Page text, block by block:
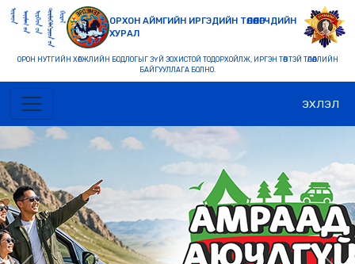
ОРХОН АЙМГИЙН ИРГЭДИЙН ТӨЛӨӨЛӨГЧДИЙН
ХУРАЛ
ОРОН НУТГИЙН ХӨГЖЛИЙН БОДЛОГЫГ ЗҮЙ ЗОХИСТОЙ ТОДОРХОЙЛЖ, ИРГЭН ТӨВТЭЙ ТӨЛӨӨЛЛИЙН
БАЙГУУЛЛАГА БОЛНО.
ЭХЛЭЛ